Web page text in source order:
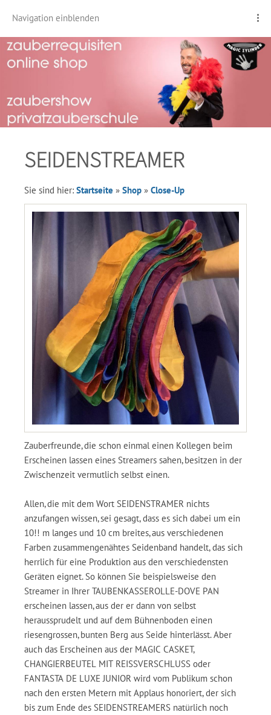
Navigation einblenden
SEIDENSTREAMER
Sie sind hier: Startseite » Shop » Close-Up
Zauberfreunde, die schon einmal einen Kollegen beim
Erscheinen lassen eines Streamers sahen, besitzen in der
Zwischenzeit vermutlich selbst einen.
Allen, die mit dem Wort SEIDENSTRAMER nichts
anzufangen wissen, sei gesagt, dass es sich dabei um ein
10!! m langes und 10 cm breites, aus verschiedenen
Farben zusammengenähtes Seidenband handelt, das sich
herrlich für eine Produktion aus den verschiedensten
Geräten eignet. So können Sie beispielsweise den
Streamer in Ihrer TAUBENKASSEROLLE-DOVE PAN
erscheinen lassen, aus der er dann von selbst
heraussprudelt und auf dem Bühnenboden einen
riesengrossen, bunten Berg aus Seide hinterlässt. Aber
auch das Erscheinen aus der MAGIC CASKET,
CHANGIERBEUTEL MIT REISSVERSCHLUSS oder
FANTASTA DE LUXE JUNIOR wird vom Publikum schon
nach den ersten Metern mit Applaus honoriert, der sich
bis zum Ende des SEIDENSTREAMERS natürlich noch